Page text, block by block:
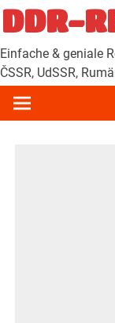
Zum
Inhalt
springen
DDR-
Einfache & geniale
ČSSR, UdSSR,